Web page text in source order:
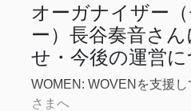
オーガナイザー
ー）長谷奏音さ
せ・今後の運営に
WOMEN: WOVENを支援
さまへ